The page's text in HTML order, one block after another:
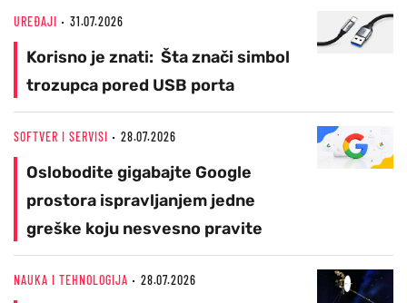
UREĐAJI 31.07.2026
Korisno je znati: Šta znači simbol
trozupca pored USB porta
SOFTVER I SERVISI 28.07.2026
Oslobodite gigabajte Google
prostora ispravljanjem jedne
greške koju nesvesno pravite
NAUKA I TEHNOLOGIJA 28.07.2026